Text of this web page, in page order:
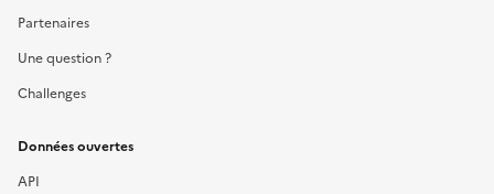
Partenaires
Une question ?
Challenges
Données ouvertes
API